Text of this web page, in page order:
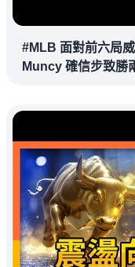
#MLB 面對前六局
Muncy 確信步致勝